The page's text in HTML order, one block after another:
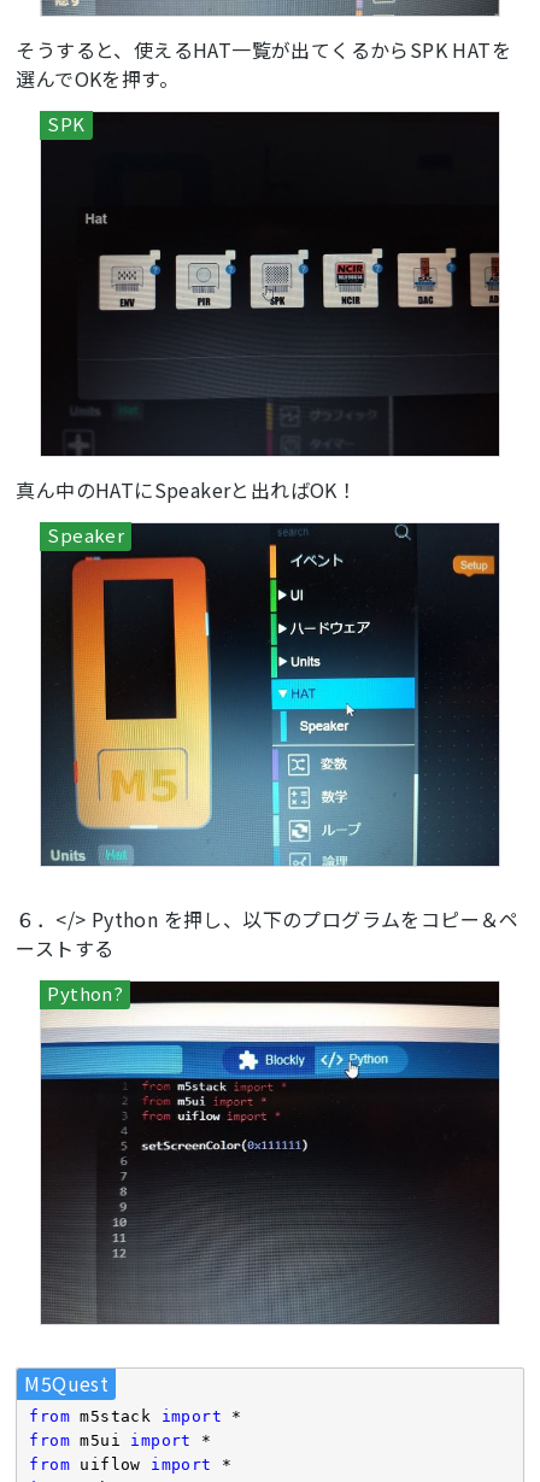
そうすると、使えるHAT一覧が出てくるからSPK HATを
選んでOKを押す。
真ん中のHATにSpeakerと出ればOK！
６．</> Python を押し、以下のプログラムをコピー＆ペ
ーストする
M5Quest
from m5stack import
from m5ui import
from uiflow import